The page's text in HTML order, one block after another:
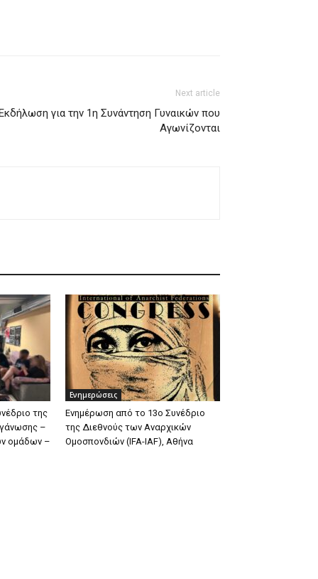
Next article
για την 1η Συνάντηση Γυναικών που
Αγωνίζονται
της
–
ομάδων –
Ενημερώσεις
Ενημέρωση από το 13ο Συνέδριο
της Διεθνούς των Αναρχικών
Ομοσπονδιών (IFA-IAF), Αθήνα